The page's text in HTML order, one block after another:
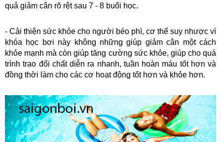
quả giảm cân rõ rệt sau 7 - 8 buổi học.
- Cải thiện sức khỏe cho người béo phì, cơ thể suy nhược vì
khóa học bơi này không những giúp giảm cân một cách
khỏe mạnh mà còn giúp tăng cường sức khỏe, giúp cho quá
trình trao đổi chất diễn ra nhanh, tuần hoàn máu tốt hơn và
đồng thời làm cho các cơ hoạt động tốt hơn và khỏe hơn.